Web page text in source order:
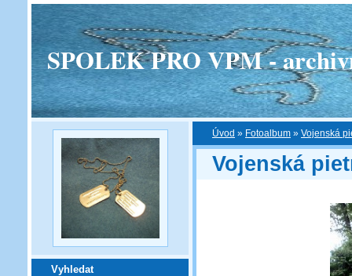
SPOLEK PRO VPM -
Vyhledat
Úvod » Fotoalbum » Vojenská
Vojenská